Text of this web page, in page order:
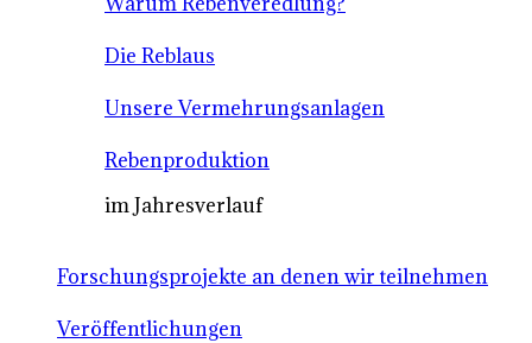
Die Reblaus
Unsere Vermehrungsanlagen
Rebenproduktion
im Jahresverlauf
Forschungsprojekte an denen wir teilnehmen
Veröffentlichungen